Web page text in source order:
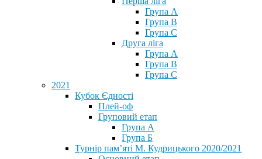
Група A
Група B
Група C
Друга ліга
Група A
Група B
Група C
2021
Кубок Єдності
Плей-оф
Груповий етап
Група А
Група Б
Турнір пам’яті М. Кудрицького 2020/2021